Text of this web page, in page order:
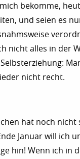
bekomme,
und seien es
nicht alles in der
nicht recht.
hat noch
Januar will ich
hin! Wenn ich in